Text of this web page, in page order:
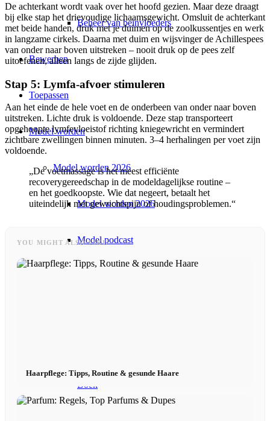
Beheer van beïnvloeders
Bewerben
Toepassen
Model worden
Model worden 2026
Model worden 2026
Model podcast
Boek
De achterkant wordt vaak over het hoofd gezien. Maar deze draagt
bij elke stap het drievoudige lichaamsgewicht. Omsluit de achterkant
met beide handen, druk met je duimen op de zoolkussentjes en werk
in langzame cirkels. Daarna met duim en wijsvinger de Achillespees
van onder naar boven uitstreken – nooit druk op de pees zelf
uitoefenen, alleen langs de zijde glijden.
Stap 5: Lymfa-afvoer stimuleren
Aan het einde de hele voet en de onderbeen van onder naar boven
uitstreken. Lichte druk is voldoende. Deze stap transporteert
opgehoopte lymfevloeistof richting kniegewricht en vermindert
zichtbare zwellingen binnen minuten. 3–4 herhalingen per voet zijn
voldoende.
„De voetmassage is het meest efficiënte
recoverygereedschap in de modeldagelijkse routine –
en het goedkoopste. Wie dat negeert, betaalt het
uiteindelijk met gewrichtspijn of houdingsproblemen.“
YOU MIGHT ALSO LIKE
Haarpflege: Tipps, Routine & gesunde Haare